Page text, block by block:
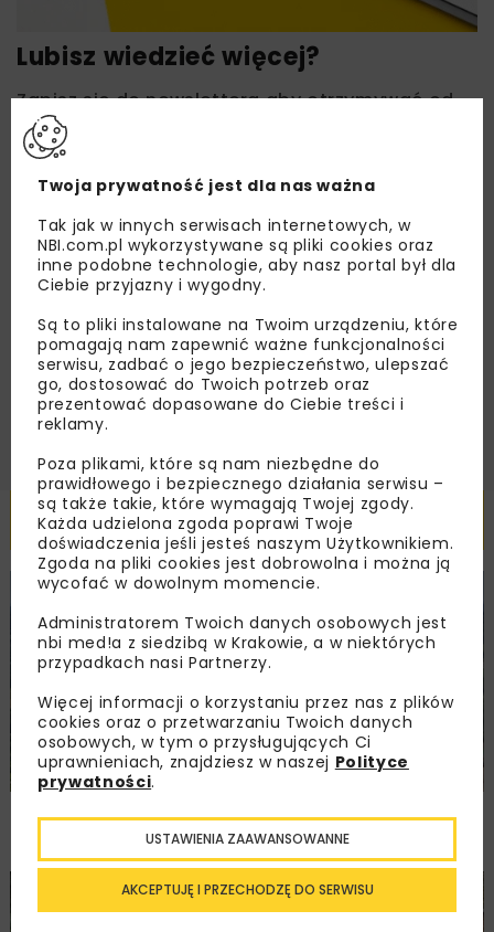
Lubisz wiedzieć więcej?
Zapisz się do newslettera aby otrzymywać od
nas najlepsze informacje branżowe,
zaproszenia na wydarzenia, atrakcyjne oferty i
dedykowane akcje specjalne.
Zapoznałam/em się zPolityką Prywatności
Regulaminemoraz wyrażam zgodę na otrzymywanie na
podany przeze mnie adres e-mail korespondencji
handlowej w postaci newslettera.
ZAPISZ MNIE
Powiązane artykuły
PKP PLK ogłosiły przetarg na odcinek Gdów
– Szczyrzyc projektu Podłęże–Piekiełko
DROGI INWESTYCJE WIADOMOŚCI
Twoja prywatność jest dla nas ważna
Tak jak w innych serwisach internetowych, w
NBI.com.pl wykorzystywane są pliki cookies oraz
inne podobne technologie, aby nasz portal był dla
Ciebie przyjazny i wygodny.
Są to pliki instalowane na Twoim urządzeniu, które
pomagają nam zapewnić ważne funkcjonalności
serwisu, zadbać o jego bezpieczeństwo, ulepszać
go, dostosować do Twoich potrzeb oraz
prezentować dopasowane do Ciebie treści i
reklamy.
Poza plikami, które są nam niezbędne do
prawidłowego i bezpiecznego działania serwisu –
są także takie, które wymagają Twojej zgody.
Każda udzielona zgoda poprawi Twoje
doświadczenia jeśli jesteś naszym Użytkownikiem.
Zgoda na pliki cookies jest dobrowolna i można ją
wycofać w dowolnym momencie.
Administratorem Twoich danych osobowych jest
nbi med!a z siedzibą w Krakowie, a w niektórych
przypadkach nasi Partnerzy.
Więcej informacji o korzystaniu przez nas z plików
cookies oraz o przetwarzaniu Twoich danych
osobowych, w tym o przysługujących Ci
uprawnieniach, znajdziesz w naszej Polityce
prywatności.
AKCEPTUJĘ I PRZECHODZĘ DO SERWISU
USTAWIENIA ZAAWANSOWANNE